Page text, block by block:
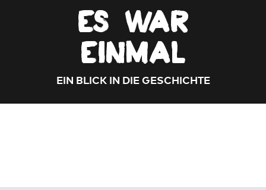
Es war
einmal
EIN BLICK IN DIE GESCHICHTE